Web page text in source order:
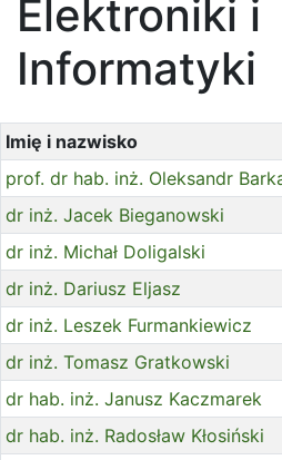
Elektroniki i
Informatyki
Imię i nazwisko
prof. dr hab. inż. Oleksandr
dr inż. Jacek Bieganowski
dr inż. Michał Doligalski
dr inż. Dariusz Eljasz
dr inż. Leszek Furmankiewicz
dr inż. Tomasz Gratkowski
dr hab. inż. Janusz Kaczmarek
dr hab. inż. Radosław Kłosiński